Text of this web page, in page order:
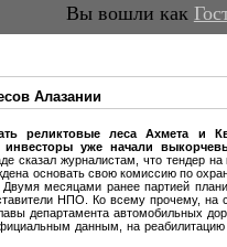
Вы вошли как
Алазании
реликтовые леса Ахмета и
инвесторы уже начали
сказал журналистам, что тендер
основать своюкомиссию по
месяцами ранее партией
НПО.Ко всему прочему, на
департамента автомобильных
данным, на реабилитацию